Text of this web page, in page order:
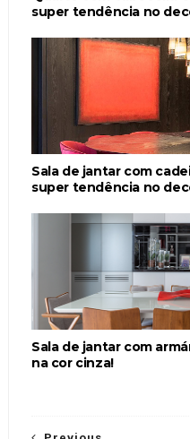
super tendência no
Sala de jantar com
super tendência no
Sala de jantar com
na cor cinza!